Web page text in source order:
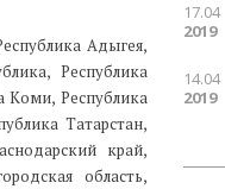
Адыгея,
Республика
Коми, Республика
Татарстан,
край,
область,
17.04
2019
14.04
2019